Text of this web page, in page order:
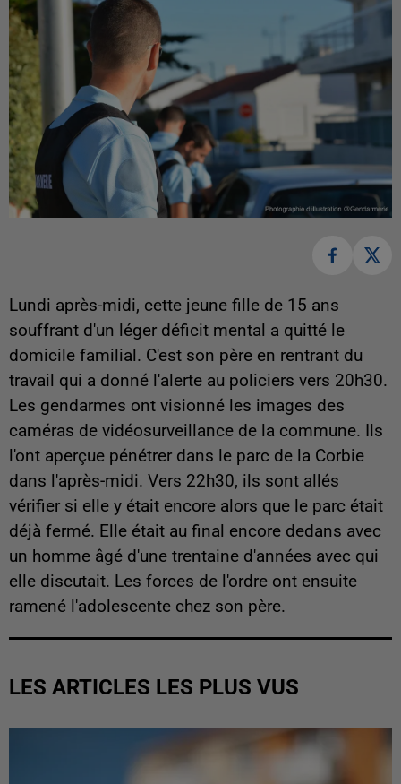
Lundi après-midi, cette jeune fille de 15 ans
souffrant d'un léger déficit mental a quitté le
domicile familial. C'est son père en rentrant du
travail qui a donné l'alerte au policiers vers 20h30.
Les gendarmes ont visionné les images des
caméras de vidéosurveillance de la commune. Ils
l'ont aperçue pénétrer dans le parc de la Corbie
dans l'après-midi. Vers 22h30, ils sont allés
vérifier si elle y était encore alors que le parc était
déjà fermé. Elle était au final encore dedans avec
un homme âgé d'une trentaine d'années avec qui
elle discutait. Les forces de l'ordre ont ensuite
ramené l'adolescente chez son père.
LES ARTICLES LES PLUS VUS